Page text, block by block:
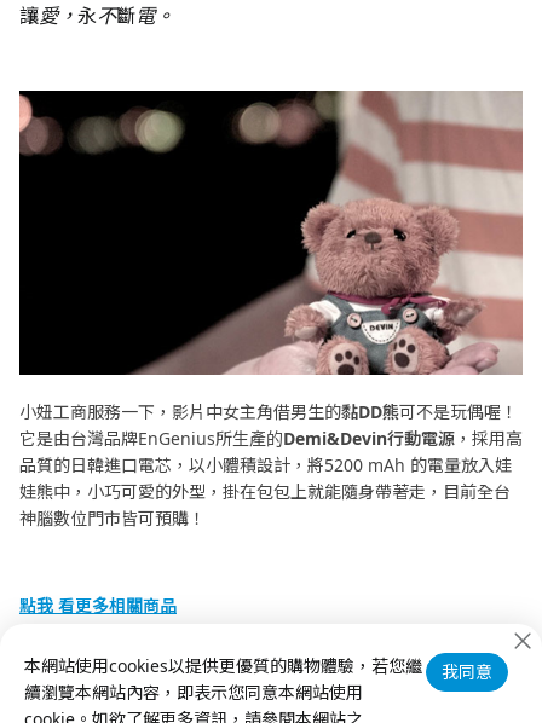
讓愛，永不斷電。
小妞工商服務一下，影片中女主角借男生的黏DD熊可不是玩偶喔！
它是由台灣品牌EnGenius所生產的Demi&Devin行動電源 ，採用高
品質的日韓進口電芯，以小體積設計，將5200 mAh 的電量放入娃
娃熊中，小巧可愛的外型，掛在包包上就能隨身帶著走，目前全台
神腦數位門市皆可預購！
點我 看更多相關商品
點我 按讚加入【神腦買情報】粉絲團
本網站使用cookies以提供更優質的購物體驗，若您繼
續瀏覽本網站內容，即表示您同意本網站使用
我同意